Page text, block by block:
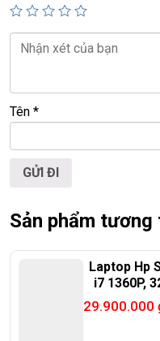
ĐT:0939.008.008
ĐC: 60/26 Đồng Đen,
Web:https://laptoptrieuphat.com
hãng check! >>>
Tên *
Sản phẩm tương
Laptop Hp
i7 1360P,
29.900.000